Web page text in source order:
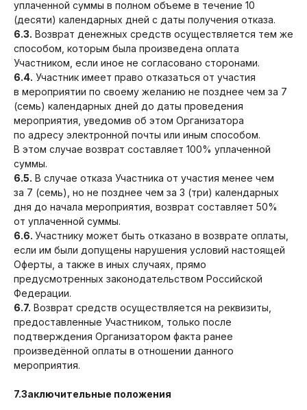
уплаченной суммы в полном объеме в течение 10
(десяти) календарных дней с даты получения отказа.
6.3. Возврат денежных средств осуществляется тем же
способом, которым была произведена оплата
Участником, если иное не согласовано сторонами.
6.4. Участник имеет право отказаться от участия
в мероприятии по своему желанию не позднее чем за 7
(семь) календарных дней до даты проведения
мероприятия, уведомив об этом Организатора
по адресу электронной почты или иным способом.
В этом случае возврат составляет 100% уплаченной
суммы.
6.5. В случае отказа Участника от участия менее чем
за 7 (семь), но не позднее чем за 3 (три) календарных
дня до начала мероприятия, возврат составляет 50%
от уплаченной суммы.
6.6. Участнику может быть отказано в возврате оплаты,
если им были допущены нарушения условий настоящей
Оферты, а также в иных случаях, прямо
предусмотренных законодательством Российской
Федерации.
6.7. Возврат средств осуществляется на реквизиты,
предоставленные Участником, только после
подтверждения Организатором факта ранее
произведённой оплаты в отношении данного
мероприятия.
7.Заключительные положения